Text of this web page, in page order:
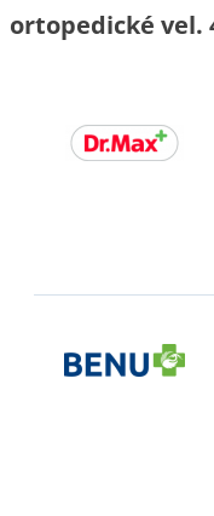
ortopedické vel.